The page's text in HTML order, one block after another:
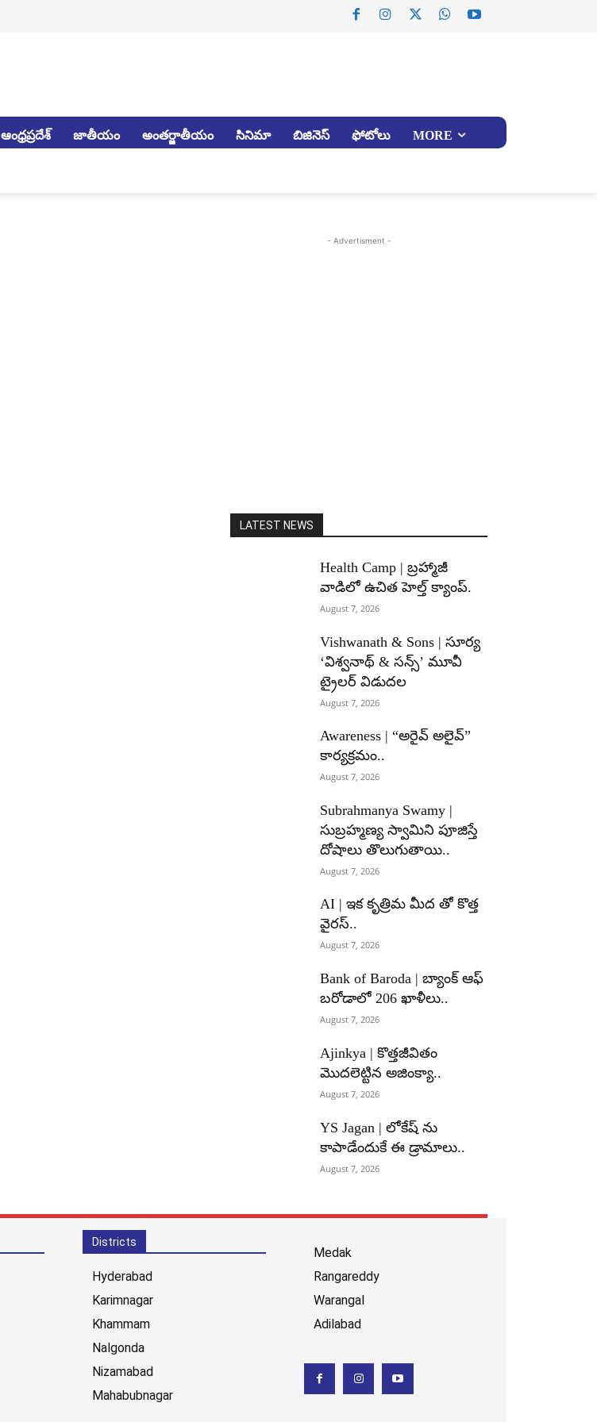
ఆంధ్రప్రదేశ్ జాతీయం అంతర్జాతీయం సినిమా బిజినెస్ ఫోటోలు MORE
- Advertisment -
LATEST NEWS
Health Camp | బ్రహ్మాజీ
వాడిలో ఉచిత హెల్త్ క్యాంప్.
August 7, 2026
Vishwanath & Sons | సూర్య
‘విశ్వనాథ్ & సన్స్’ మూవీ
ట్రైలర్ విడుదల
August 7, 2026
Awareness | “అరైవ్ అలైవ్”
కార్యక్రమం..
August 7, 2026
Subrahmanya Swamy |
సుబ్రహ్మణ్య స్వామిని పూజిస్తే
దోషాలు తొలుగుతాయి..
August 7, 2026
AI | ఇక కృత్రిమ మీద తో కొత్త
వైరస్..
August 7, 2026
Bank of Baroda | బ్యాంక్‌ ఆఫ్‌
బరోడాలో 206 ఖాళీలు..
August 7, 2026
Ajinkya | కొత్తజీవితం
మొదలెట్టిన అజింక్యా..
August 7, 2026
YS Jagan | లోకేష్ ను
కాపాడేందుకే ఈ డ్రామాలు..
August 7, 2026
Districts
Hyderabad
Karimnagar
Khammam
Nalgonda
Nizamabad
Mahabubnagar
Medak
Rangareddy
Warangal
Adilabad